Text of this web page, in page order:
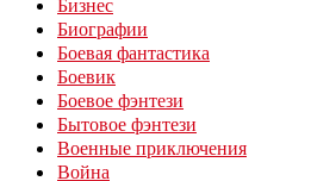
Бизнес
Биографии
Боевая фантастика
Боевик
Боевое фэнтези
Бытовое фэнтези
Военные приключения
Война